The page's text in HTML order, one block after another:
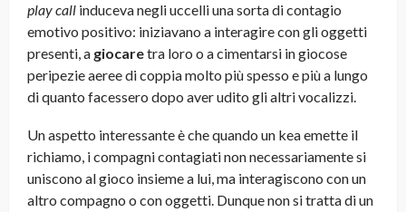
play call induceva negli uccelli una sorta di contagio
emotivo positivo: iniziavano a interagire con gli oggetti
presenti, a giocaretra loro o a cimentarsi in giocose
peripezie aeree di coppia molto più spesso e più a lungo
di quanto facessero dopo aver udito gli altri vocalizzi.
Un aspetto interessante è che quando un kea emette il
richiamo, i compagni contagiati non necessariamente si
uniscono al gioco insieme a lui, ma interagiscono con un
altro compagno o con oggetti. Dunque non si tratta di un